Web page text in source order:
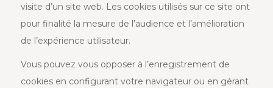
visite d’un site web. Les cookies utilisés sur ce site ont
pour finalité la mesure de l’audience et l’amélioration
de l’expérience utilisateur.
Vous pouvez vous opposer à l’enregistrement de
cookies en configurant votre navigateur ou en gérant